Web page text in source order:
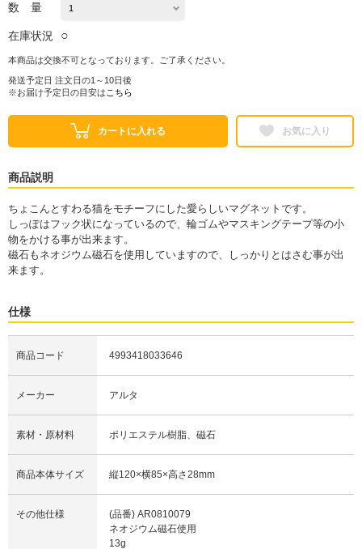
数 量
在庫状況 ○
本商品は交換不可となっております。ご了承ください。
発送予定日 注文日の1～10日後
※お届け予定日の目安は こちら
カートに入れる お気に入り
商品説明
ちょこんとすわる猫をモチーフにした愛らしいマグネットです。
しっぽはフック状になっているので、輪ゴムやマスキングテープ等の小
物をかける事が出来ます。
磁石もネオジウム磁石を使用していますので、しっかりとはさむ事が出
来ます。
仕様
商品コード 4993418033646
メーカー アルタ
素材・原材料 ポリエステル樹脂、磁石
商品本体サイズ 縦120×横85×高さ28mm
その他仕様
(品番) AR0810079
ネオジウム磁石使用
13g